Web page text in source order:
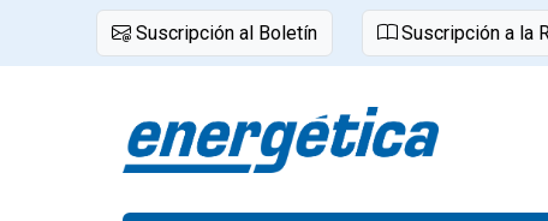
Suscripción al Boletín Suscripción a la